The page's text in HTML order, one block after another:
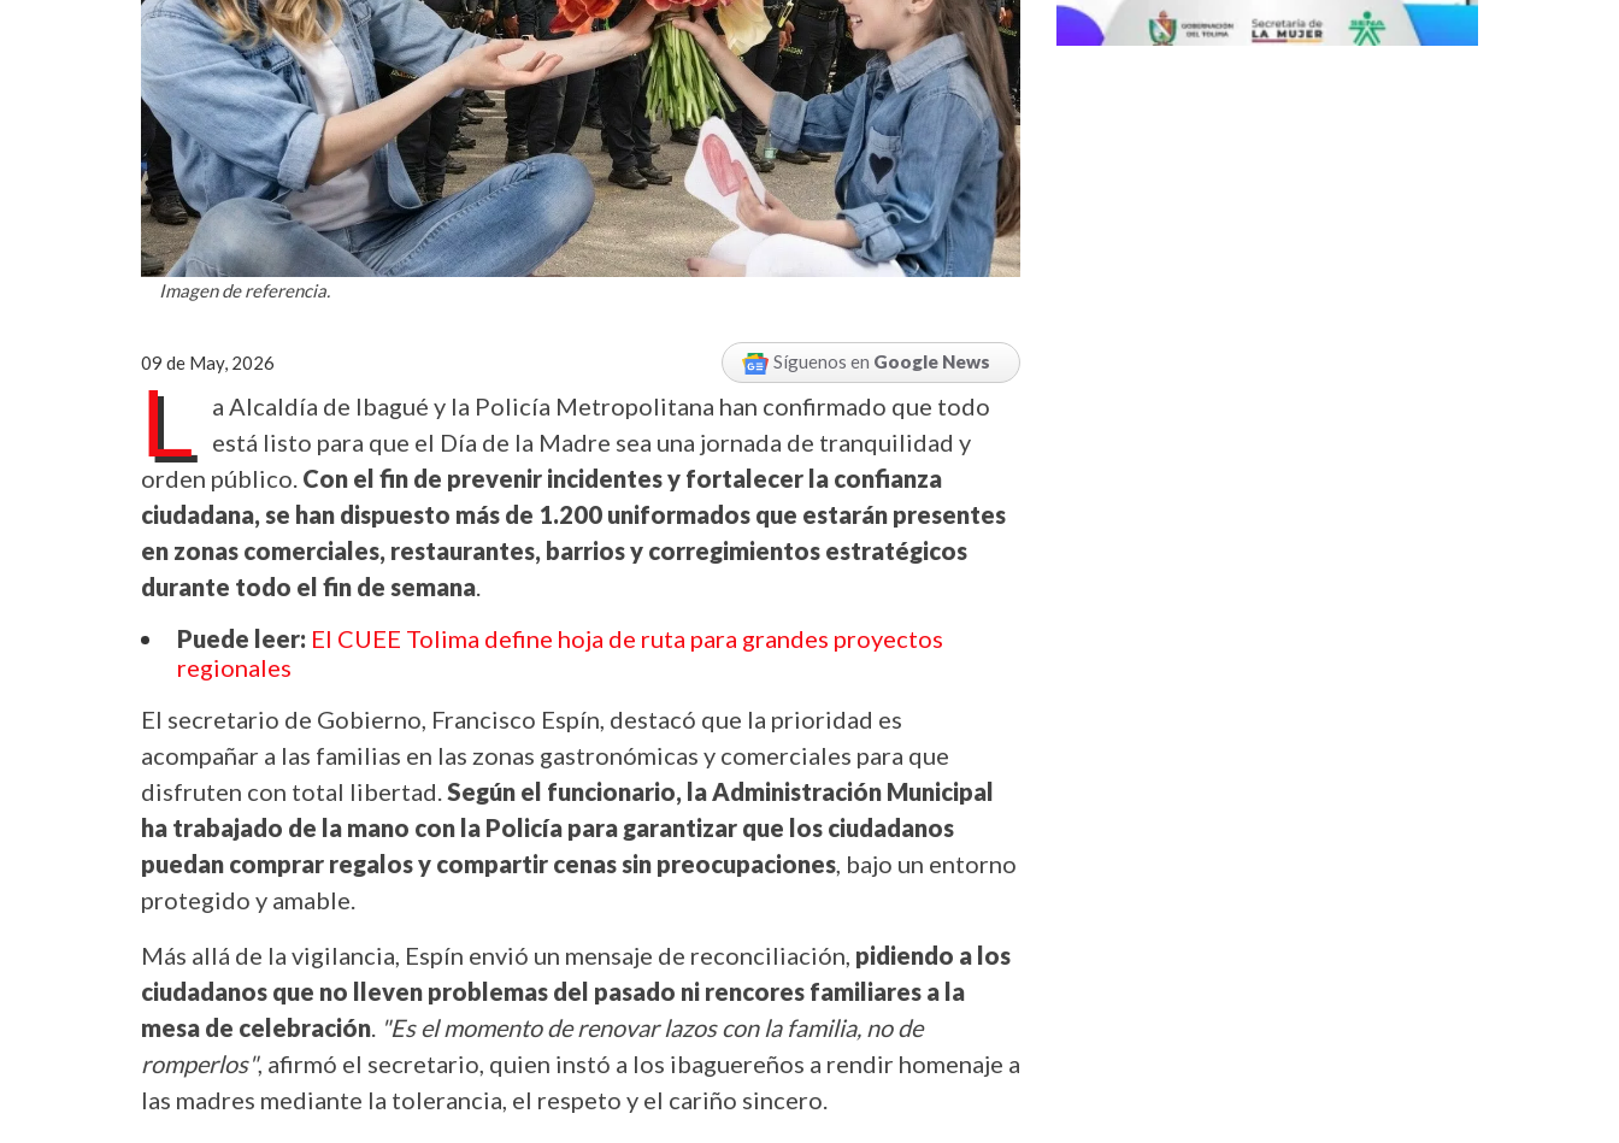
Imagen de referencia.
09 de May, 2026 Síguenos en Google News
L
a Alcaldía de Ibagué y la Policía Metropolitana han confirmado que todo
está listo para que el Día de la Madre sea una jornada de tranquilidad y
orden público. Con el fin de prevenir incidentes y fortalecer la confianza
ciudadana, se han dispuesto más de 1.200 uniformados que estarán presentes
en zonas comerciales, restaurantes, barrios y corregimientos estratégicos
durante todo el fin de semana.
Puede leer: El CUEE Tolima define hoja de ruta para grandes proyectos
regionales
El secretario de Gobierno, Francisco Espín, destacó que la prioridad es
acompañar a las familias en las zonas gastronómicas y comerciales para que
disfruten con total libertad.Según el funcionario, la Administración Municipal
ha trabajado de la mano con la Policía para garantizar que los ciudadanos
puedan comprar regalos y compartir cenas sin preocupaciones, bajo un entorno
protegido y amable.
Más allá de la vigilancia, Espín envió un mensaje de reconciliación, pidiendo a los
ciudadanos que no lleven problemas del pasado ni rencores familiares a la
mesa de celebración. "Es el momento de renovar lazos con la familia, no de
romperlos", afirmó el secretario, quien instó a los ibaguereños a rendir homenaje a
las madres mediante la tolerancia, el respeto y el cariño sincero.